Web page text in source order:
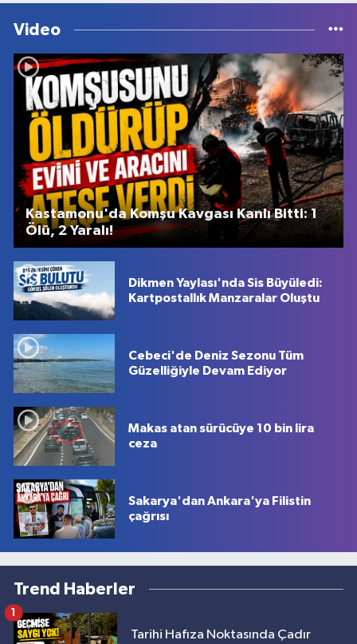
Video
Kastamonu'da Komşu Kavgası Kanlı Bitti: 1
Ölü, 2 Yaralı!
Dikmen Yaylası'nda Sis Büyüledi:
Kartpostallık Manzaralar Oluştu
Cebeci'de Deniz Sezonu Tüm
Güzelliğiyle Devam Ediyor
Makas atan sürücüye 10 bin lira
ceza
Sakarya'dan Ankara'ya Filistin
çağrısı
Trend Haberler
Tarihi Hafıza Noktasında Çadır
1